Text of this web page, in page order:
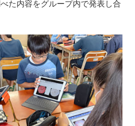
た内容をグループ内で発表し合